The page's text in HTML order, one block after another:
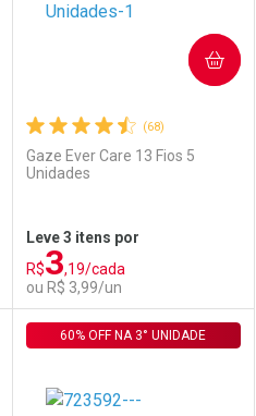
Comprar sem Desconto
Por R$ 79,11/cada
Comprar sem Desconto
Por R$ 79,11/cada
FECHAR
FECHAR
(68)
Gaze Ever Care 13 Fios 5
Unidades
Leve 3 itens por
R$3,19/cada
ou R$ 3,99/un
COMPRAR
Laboratório
Por Menos
60% OFF NA 3° UNIDADE